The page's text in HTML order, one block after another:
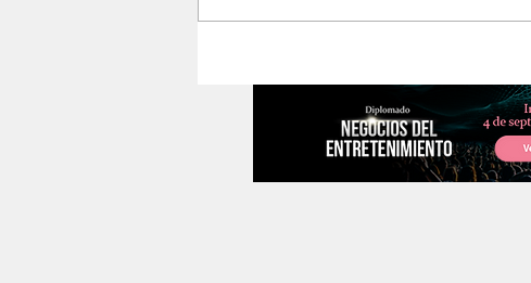
El tributo inmersivo a Piazzolla que
compite por un Grammy